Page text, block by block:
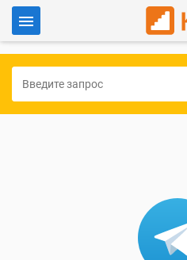
Для работодателей